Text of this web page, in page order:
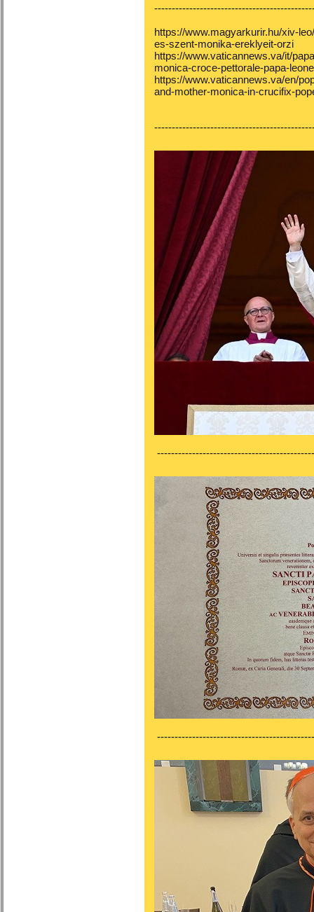
https://www.magyarkurir.hu/xiv-
es-szent-monika-ereklyeit-orzi
https://www.vaticannews.va/it/
monica-croce-pettorale-papa-
https://www.vaticannews.va/en/
and-mother-monica-in-crucifix-